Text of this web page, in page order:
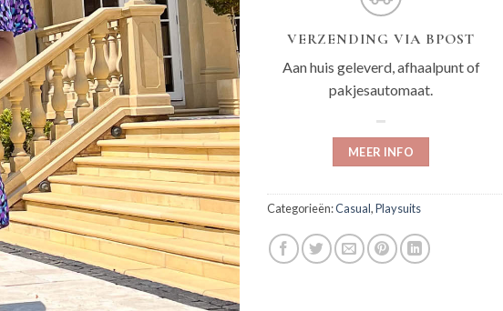
VERZENDING VIA BPOST
Aan huis geleverd, afhaalpunt of
pakjesautomaat.
MEER INFO
Categorieën:Casual,Playsuits